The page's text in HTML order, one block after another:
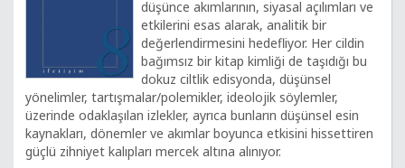
düşünce akımlarının, siyasal açılımları ve
etkilerini esas alarak, analitik bir
değerlendirmesini hedefliyor. Her cildin
bağımsız bir kitap kimliği de taşıdığı bu
dokuz ciltlik edisyonda, düşünsel
yönelimler, tartışmalar/polemikler, ideolojik söylemler,
üzerinde odaklaşılan izlekler, ayrıca bunların düşünsel esin
kaynakları, dönemler ve akımlar boyunca etkisini hissettiren
güçlü zihniyet kalıpları mercek altına alınıyor.